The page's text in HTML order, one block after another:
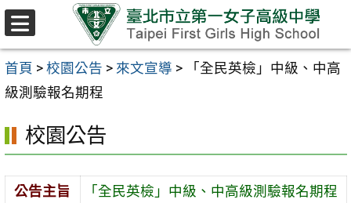
跳至主要內容區
首頁 > 校園公告 > 來文宣導 >
「全民英檢」中級、中高
級測驗報名期程
校園公告
公告主旨
「全民英檢」中級、中高級測驗報名期程
選
單